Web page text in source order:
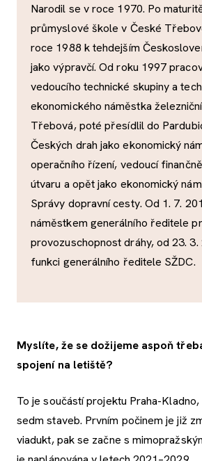
Narodil se v roce 1970. Po
průmyslové škole v České
roce 1988 k tehdejším
jako výpravčí. Od roku 1997
vedoucího technické skupiny a
ekonomického náměstka
Třebová, poté přesídlil do
Českých drah jako ekonomický
operačního řízení, vedoucí
útvaru a opět jako ekonomický
Správy dopravní cesty. Od 1. 7.
náměstkem generálního ředitele
provozuschopnost dráhy, od 23.
funkci generálního ředitele SŽDC.
Myslíte, že se dožijeme aspoň
spojení na letiště?
To je součástí projektu Praha-
sedm staveb. Prvním počinem je již
viadukt, pak se začne s